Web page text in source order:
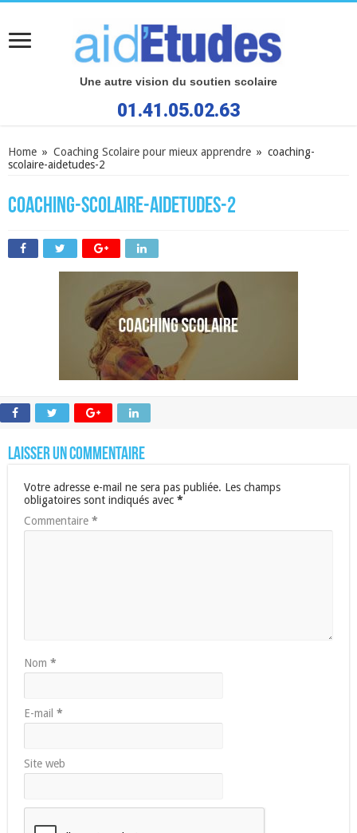
Une autre vision du soutien scolaire
01.41.05.02.63
Home » Coaching Scolaire pour mieux apprendre » coaching-
scolaire-aidetudes-2
coaching-scolaire-aidetudes-2
Laisser un commentaire
Votre adresse e-mail ne sera pas publiée. Les champs
obligatoires sont indiqués avec *
Commentaire *
Nom *
E-mail *
Site web